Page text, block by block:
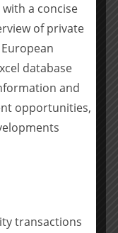
Equity)
München)
M&A/Private
a concise
of private
database
and
opportunities,
transactions